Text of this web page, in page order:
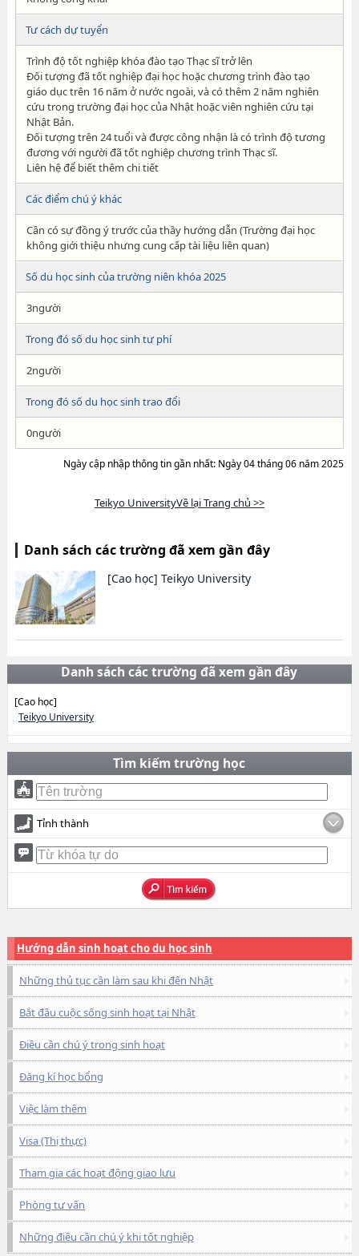
Tư cách dự tuyển
Trình độ tốt nghiệp khóa đào tạo Thạc sĩ trở lên
Đối tượng đã tốt nghiệp đại học hoặc chương trình đào tạo
giáo dục trên 16 năm ở nước ngoài, và có thêm 2 năm nghiên
cứu trong trường đại học của Nhật hoặc viên nghiên cứu tại
Nhật Bản.
Đối tượng trên 24 tuổi và được công nhận là có trình độ tương
đương với người đã tốt nghiệp chương trình Thạc sĩ.
Liên hệ để biết thêm chi tiết
Các điểm chú ý khác
Cần có sự đồng ý trước của thầy hướng dẫn (Trường đại học
không giới thiệu nhưng cung cấp tài liệu liên quan)
Số du học sinh của trường niên khóa 2025
3người
Trong đó số du học sinh tư phí
2người
Trong đó số du học sinh trao đổi
0người
Ngày cập nhập thông tin gần nhất: Ngày 04 tháng 06 năm 2025
Teikyo UniversityVề lại Trang chủ >>
Danh sách các trường đã xem gần đây
[Cao học] Teikyo University
Danh sách các trường đã xem gần đây
[Cao học]
Teikyo University
Tìm kiếm trường học
Tỉnh thành
Hướng dẫn sinh hoạt cho du học sinh
Những thủ tục cần làm sau khi đến Nhật
Bắt đầu cuộc sống sinh hoạt tại Nhật
Điều cần chú ý trong sinh hoạt
Đăng kí học bổng
Việc làm thêm
Visa (Thị thực)
Tham gia các hoạt động giao lưu
Phòng tư vấn
Những điều cần chú ý khi tốt nghiệp